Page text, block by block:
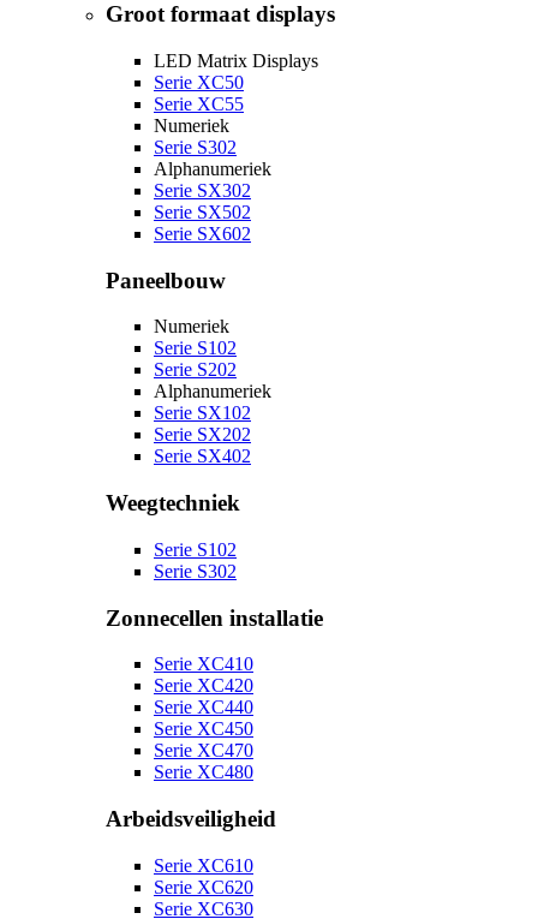
Groot formaat displays
LED Matrix Displays
Serie XC50
Serie XC55
Numeriek
Serie S302
Alphanumeriek
Serie SX302
Serie SX502
Serie SX602
Paneelbouw
Numeriek
Serie S102
Serie S202
Alphanumeriek
Serie SX102
Serie SX202
Serie SX402
Weegtechniek
Serie S102
Serie S302
Zonnecellen installatie
Serie XC410
Serie XC420
Serie XC440
Serie XC450
Serie XC470
Serie XC480
Arbeidsveiligheid
Serie XC610
Serie XC620
Serie XC630